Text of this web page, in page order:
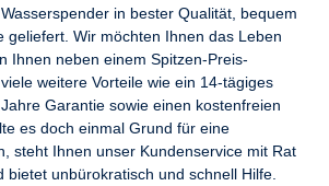
in bester Qualität, bequem
geliefert. Wir möchten Ihnen das Leben
Ihnen neben einem Spitzen-Preis-
weitere Vorteile wie ein 14-tägiges
Garantie sowie einen kostenfreien
es doch einmal Grund für eine
steht Ihnen unser Kundenservice mit Rat
bietet unbürokratisch und schnell Hilfe.